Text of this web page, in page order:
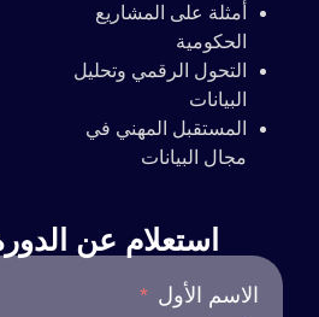
أمثلة على المشاريع
الحكومية
التحول الرقمي وتحليل
البيانات
المستقبل المهني في
مجال البيانات
استعلام عن
الاسم الأول